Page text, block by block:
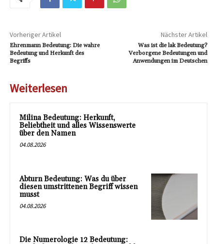
Vorheriger Artikel
Ehrenmann Bedeutung: Die wahre
Bedeutung und Herkunft des
Begriffs
Nächster Artikel
Was ist die lak Bedeutung?
Verborgene Bedeutungen und
Anwendungen im Deutschen
Weiterlesen
Milina Bedeutung: Herkunft,
Beliebtheit und alles Wissenswerte
über den Namen
04.08.2026
Abturn Bedeutung: Was du über
diesen umstrittenen Begriff wissen
musst
04.08.2026
Die Numerologie 12 Bedeutung: